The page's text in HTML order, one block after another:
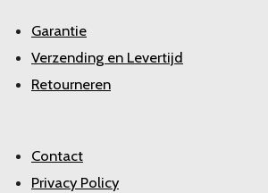
Garantie
Verzending en Levertijd
Retourneren
Contact
Privacy Policy